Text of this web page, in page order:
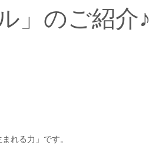
」のご紹介♪
れる力」です。